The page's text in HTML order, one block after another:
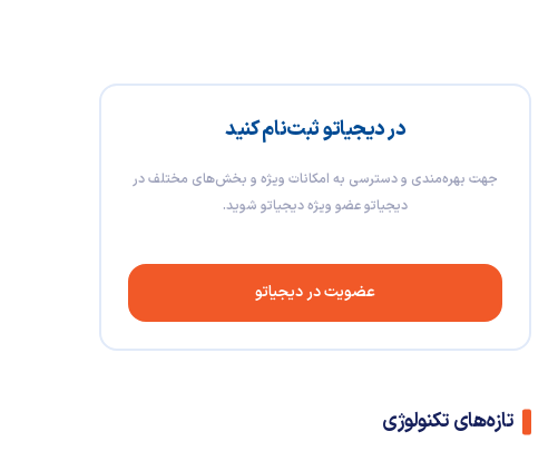
در دیجیاتو ثبت‌نام کنید
جهت بهره‌مندی و دسترسی به امکانات ویژه و بخش‌های مختلف در
دیجیاتو عضو ویژه دیجیاتو شوید.
عضویت در دیجیاتو
تازه‌های تکنولوژی